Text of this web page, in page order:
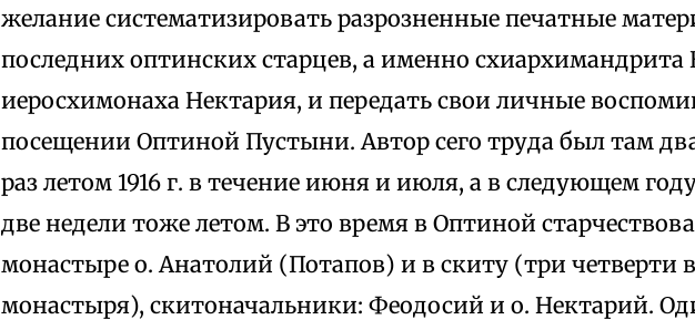
желание систематизировать разрозненные печатные
последних оптинских старцев, а именно
иеросхимонаха Нектария, и передать свои личные
посещении Оптиной Пустыни. Автор сего труда был там
раз летом 1916 г. в течение июня и июля, а в следующем
две недели тоже летом. В это время в Оптиной
монастыре о. Анатолий (Потапов) и в скиту (три четверти
монастыря), скитоначальники: Феодосий и о. Нектарий.